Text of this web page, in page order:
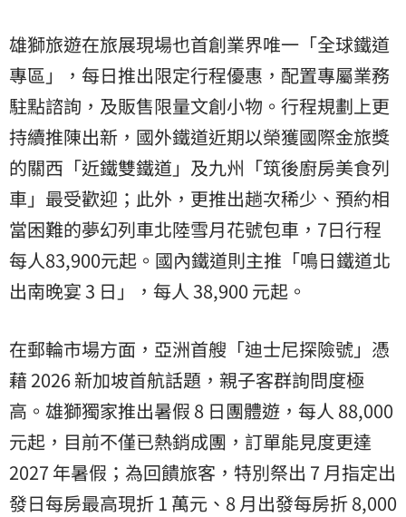
雄獅旅遊在旅展現場也首創業界唯一「全球鐵道
專區」，每日推出限定行程優惠，配置專屬業務
駐點諮詢，及販售限量文創小物。行程規劃上更
持續推陳出新，國外鐵道近期以榮獲國際金旅獎
的關西「近鐵雙鐵道」及九州「筑後廚房美食列
車」最受歡迎；此外，更推出趟次稀少、預約相
當困難的夢幻列車北陸雪月花號包車，7日行程
每人83,900元起。國內鐵道則主推「鳴日鐵道北
出南晚宴 3 日」，每人 38,900 元起。
在郵輪市場方面，亞洲首艘「迪士尼探險號」憑
藉 2026 新加坡首航話題，親子客群詢問度極
高。雄獅獨家推出暑假 8 日團體遊，每人 88,000
元起，目前不僅已熱銷成團，訂單能見度更達
2027 年暑假；為回饋旅客，特別祭出 7 月指定出
發日每房最高現折 1 萬元、8 月出發每房折 8,000